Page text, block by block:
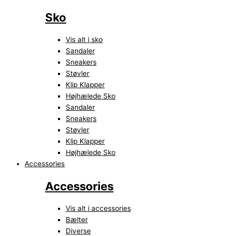
Sko
Vis alt i sko
Sandaler
Sneakers
Støvler
Klip Klapper
Højhælede Sko
Sandaler
Sneakers
Støvler
Klip Klapper
Højhælede Sko
Accessories
Accessories
Vis alt i accessories
Bælter
Diverse